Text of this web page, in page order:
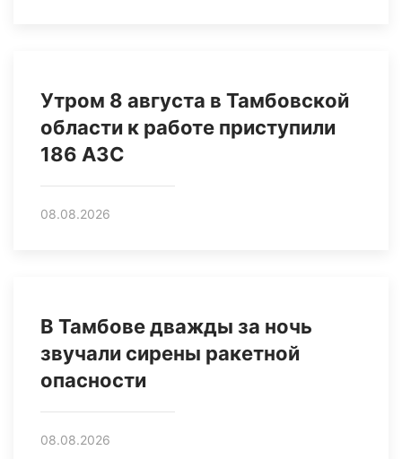
Утром 8 августа в Тамбовской
области к работе приступили
186 АЗС
08.08.2026
В Тамбове дважды за ночь
звучали сирены ракетной
опасности
08.08.2026